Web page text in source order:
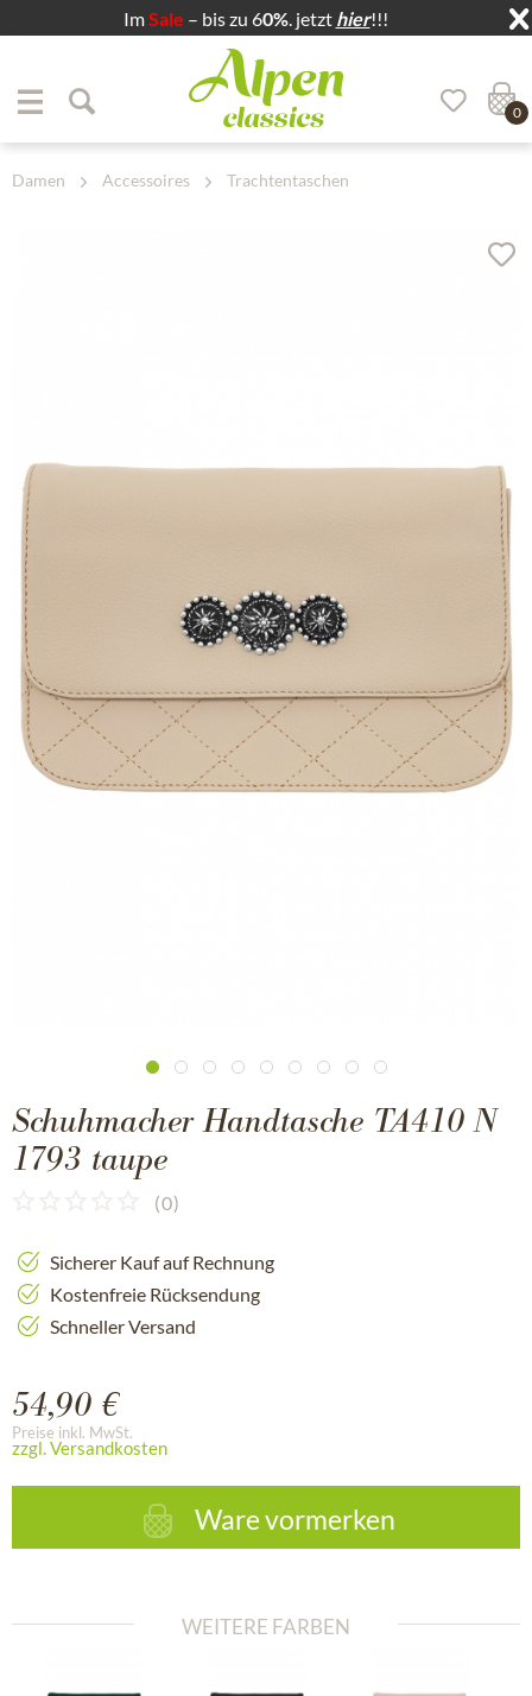
ImSale – bis zu 60%. jetzt hier!!!
Zum Hauptbereich springen
0
Damen Accessoires Trachtentaschen
Schuhmacher Handtasche TA410 N
1793 taupe
(0)
Sicherer Kauf auf Rechnung
Kostenfreie Rücksendung
Schneller Versand
54,90 €
Preise inkl. MwSt.
zzgl. Versandkosten
Ware vormerken
WEITERE FARBEN